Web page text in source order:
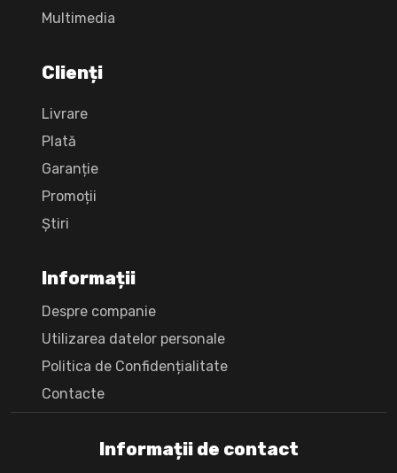
Informații de contact
Multimedia
Clienți
Livrare
Plată
Garanție
Promoții
Știri
Informații
Despre companie
Utilizarea datelor personale
Politica de Confidențialitate
Сontacte